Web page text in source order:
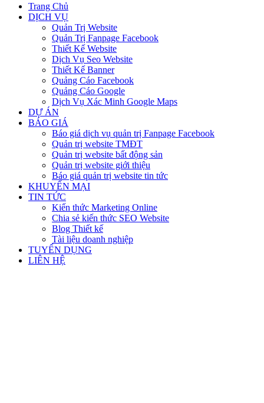
Trang Chủ
DỊCH VỤ
Quản Trị Website
Quản Trị Fanpage Facebook
Thiết Kế Website
Dịch Vụ Seo Website
Thiết Kế Banner
Quảng Cáo Facebook
Quảng Cáo Google
Dịch Vụ Xác Minh Google Maps
DỰ ÁN
BÁO GIÁ
Báo giá dịch vụ quản trị Fanpage Facebook
Quản trị website TMĐT
Quản trị website bất động sản
Quản trị website giới thiệu
Báo giá quản trị website tin tức
KHUYẾN MẠI
TIN TỨC
Kiến thức Marketing Online
Chia sẻ kiến thức SEO Website
Blog Thiết kế
Tài liệu doanh nghiệp
TUYỂN DỤNG
LIÊN HỆ